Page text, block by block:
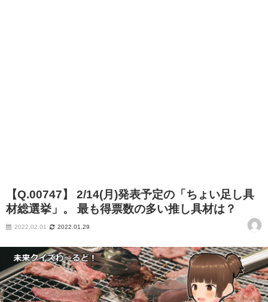
【Q.00747】 2/14(月)発表予定の「ちょい足し具
材総選挙」。 最も得票数の多い推し具材は？
2022.02.01 2022.01.29